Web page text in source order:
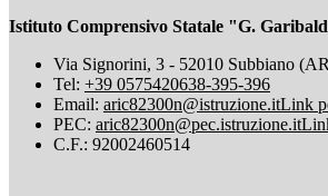
Istituto Comprensivo Statale "G.
Via Signorini, 3 - 52010 Subbiano
Tel: +39 0575420638-395-396
Email: aric82300n@istruzione.itLink
PEC: aric82300n@pec.istruzione.it
C.F.: 92002460514